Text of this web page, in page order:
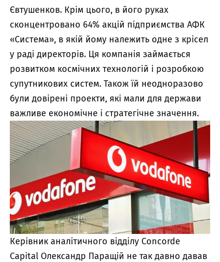
Євтушенков. Крім цього, в його руках
сконцентровано 64% акцій підприємства АФК
«Система», в якій йому належить одне з крісел
у раді директорів. Ця компанія займається
розвитком космічних технологій і розробкою
супутникових систем. Також їй неодноразово
були довірені проекти, які мали для держави
важливе економічне і стратегічне значення.
Керівник аналітичного відділу Concorde
Capital Олександр Паращій не так давно давав